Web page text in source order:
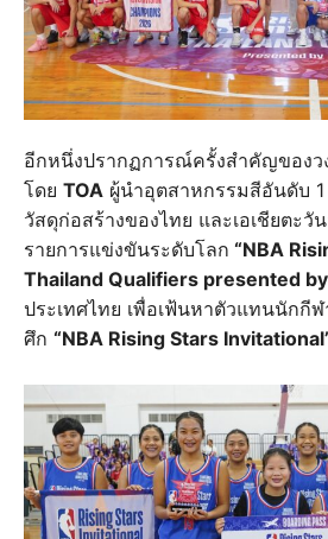
อีกหนึ่งปรากฏการณ์ครั้งสำคัญของว
โดย TOA ผู้นำอุตสาหกรรมสีอันดับ
วัสดุก่อสร้างของไทย และเอเชียตะวั
รายการแข่งขันระดับโลก “NBA
Thailand Qualifiers presented by
ประเทศไทย เพื่อเฟ้นหาตัวแทนนักกี
ศึก “NBA Rising Stars